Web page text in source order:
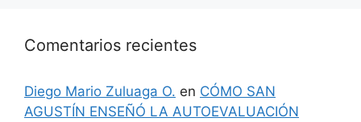
Comentarios recientes
Diego Mario Zuluaga O. en CÓMO SAN
AGUSTÍN ENSEÑÓ LA AUTOEVALUACIÓN